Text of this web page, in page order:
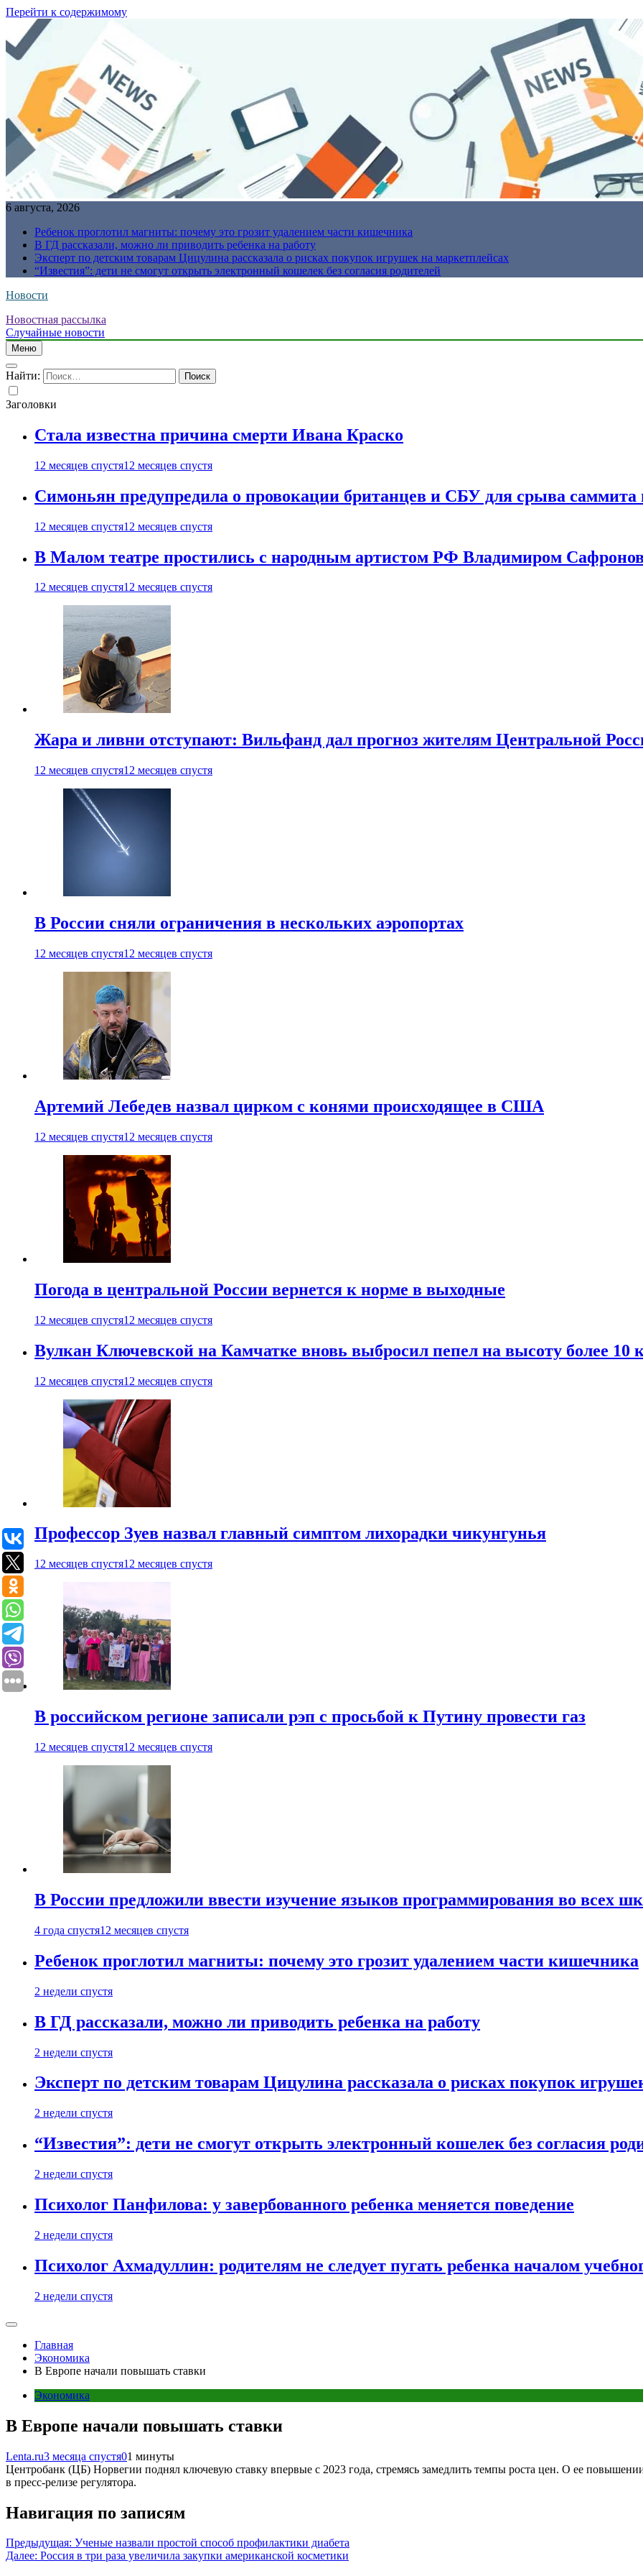
Перейти к содержимому
6 августа, 2026
Ребенок проглотил магниты: почему это грозит удалением части кишечника
В ГД рассказали, можно ли приводить ребенка на работу
Эксперт по детским товарам Цицулина рассказала о рисках покупок игрушек на маркетплейсах
“Известия”: дети не смогут открыть электронный кошелек без согласия родителей
Новости
Новостная рассылка
Случайные новости
Меню
Найти:
Заголовки
Стала известна причина смерти Ивана Краско
12 месяцев спустя12 месяцев спустя
Симоньян предупредила о провокации британцев и СБУ для срыва саммита
12 месяцев спустя12 месяцев спустя
В Малом театре простились с народным артистом РФ Владимиром
12 месяцев спустя12 месяцев спустя
Жара и ливни отступают: Вильфанд дал прогноз жителям Центральной
12 месяцев спустя12 месяцев спустя
В России сняли ограничения в нескольких аэропортах
12 месяцев спустя12 месяцев спустя
Артемий Лебедев назвал цирком с конями происходящее в США
12 месяцев спустя12 месяцев спустя
Погода в центральной России вернется к норме в выходные
12 месяцев спустя12 месяцев спустя
Вулкан Ключевской на Камчатке вновь выбросил пепел на высоту более 10
12 месяцев спустя12 месяцев спустя
Профессор Зуев назвал главный симптом лихорадки чикунгунья
12 месяцев спустя12 месяцев спустя
В российском регионе записали рэп с просьбой к Путину провести газ
12 месяцев спустя12 месяцев спустя
В России предложили ввести изучение языков программирования во всех
4 года спустя12 месяцев спустя
Ребенок проглотил магниты: почему это грозит удалением части кишечника
2 недели спустя
В ГД рассказали, можно ли приводить ребенка на работу
2 недели спустя
Эксперт по детским товарам Цицулина рассказала о рисках покупок
2 недели спустя
“Известия”: дети не смогут открыть электронный кошелек без согласия
2 недели спустя
Психолог Панфилова: у завербованного ребенка меняется поведение
2 недели спустя
Психолог Ахмадуллин: родителям не следует пугать ребенка началом
2 недели спустя
Главная
Экономика
В Европе начали повышать ставки
Экономика
В Европе начали повышать ставки
Lenta.ru3 месяца спустя01 минуты
Центробанк (ЦБ) Норвегии поднял ключевую ставку впервые с 2023 года, стремясь замедлить темпы роста цен. О ее
в пресс-релизе регулятора.
Навигация по записям
Предыдущая: Ученые назвали простой способ профилактики диабета
Далее: Россия в три раза увеличила закупки американской косметики